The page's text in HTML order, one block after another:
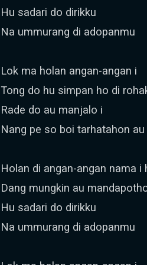
Hu sadari do dirikku
Na ummurang di adopanmu
Lok ma holan angan-angan i
Tong do hu simpan ho di
Rade do au manjalo i
Nang pe so boi tarhatahon au
Holan di angan-angan nama i
Dang mungkin au
Hu sadari do dirikku
Na ummurang di adopanmu